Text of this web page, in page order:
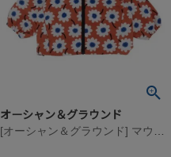
オーシャン＆グラウンド